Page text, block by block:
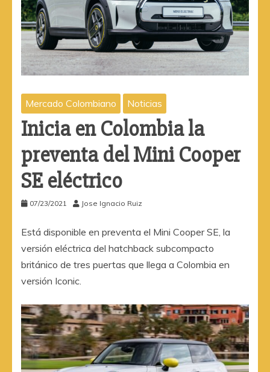
Mercado Colombiano Noticias
Inicia en Colombia la
preventa del Mini Cooper
SE eléctrico
07/23/2021 Jose Ignacio Ruiz
Está disponible en preventa el Mini Cooper SE, la
versión eléctrica del hatchback subcompacto
británico de tres puertas que llega a Colombia en
versión Iconic.